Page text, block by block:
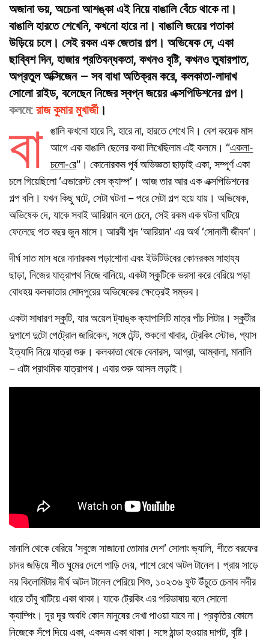
অজানা ভয়, অচেনা আশঙ্কা এই নিয়ে বাঙালি বেঁচে থাকে না।
বাঙালি হারতে শেখেনি, কখনো হারে না। বাঙালি জয়ের পতাকা
উড়িয়ে চলে। সেই রকম এক জেতার গল্প। অভিষেক দে, একা
ছাব্বিশ দিন, হাজার প্রতিবন্ধকতা, কখনও বৃষ্টি, কখনও তুষারপাত,
অপ্রতুল অক্সিজেন – সব বাধা অতিক্রম করে, কলকাতা-লাদাখ
সোলো রাইড, বলেছেন নিজের স্বপ্ন জয়ের এক্সপিডিশনের গল্প।
কলমে:রাজ কুমার মুখার্জী।
বা ঙালি কখনো হারে নি, হারে না, হারতে শেখে নি। বেশ কয়েক মাস
আগে এক বাঙালি ছেলের কথা লিখেছিলাম এই কলমে। “একলা-
চলো-রে“। কোনোরকম পূর্ব অভিজ্ঞতা ছাড়াই একা, সম্পূর্ণ একা
চলে গিয়েছিলো ‘এভারেস্ট বেস ক্যাম্প’। আজ তার আর এক এক্সপিডিশনের
গল্প বলি। যখন কিছু ঘটে, সেটা ঘটনা – পরে সেটা গল্প হয়ে যায়। অভিষেক,
অভিষেক দে, যাকে সবাই আরিয়ান বলে চেনে, সেই রকম এক ঘটনা ঘটিয়ে
ফেলেছে গত বছর জুন মাসে। আরবী শব্দ ‘আরিয়ান’ এর অর্থ ‘সোনালী জীবন’।
দীর্ঘ সাত মাস ধরে নানারকম পড়াশোনা এবং ইউটিউবের কোনরকম সাহায্য
ছাড়া, নিজের যাত্রাপথ নিজে বানিয়ে, একটা স্কুটিকে ভরসা করে বেরিয়ে পড়া
বোধহয় কলকাতার সোদপুরের অভিষেকের ক্ষেত্রেই সম্ভব।
একটা সাধারণ স্কুটি, যার অয়েল ট্যাঙ্ক ক্যাপাসিটি মাত্র পাঁচ লিটার। স্কুটীর
দুপাশে দুটো পেট্রোল জারিকেন, সঙ্গে টেন্ট, শুকনো খাবার, ট্রেকিং স্টোভ, গ্যাস
ইত্যাদি নিয়ে যাত্রা শুরু। কলকাতা থেকে বেনারস, আগ্রা, আম্বালা, মানালি
– এটা প্রাথমিক যাত্রাপথ। এবার শুরু আসল লড়াই।
মানালি থেকে বেরিয়ে ‘সবুজে সাজানো তোমার দেশ’ সোলাং ভ্যালি, শীতে বরফের
চাদর জড়িয়ে শীত ঘুমের দেশে পাড়ি দেয়, পাশে রেখে অটল টানেল। প্রায় সাড়ে
নয় কিলোমিটার দীর্ঘ অটল টানেল পেরিয়ে শিশু, ১০২৩৬ ফুট উঁচুতে চেনাব নদীর
ধারে তাঁবু খাটিয়ে একা থাকা। যাকে ট্রেকিং এর পরিভাষায় বলে সোলো
ক্যাম্পিং। দূর দূর অবধি কোন মানুষের দেখা পাওয়া যাবে না। প্রকৃতির কোলে
নিজেকে সঁপে দিয়ে একা, একদম একা থাকা। সঙ্গে ঠান্ডা হওয়ার দাপট, বৃষ্টি।